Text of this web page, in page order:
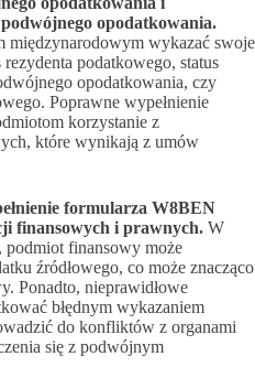
opodatkowania.
międzynarodowym wykazać swoje
podatkowego, status
opodatkowania, czy
Poprawne wypełnienie
korzystanie z
które wynikają z umów
formularza W8BEN
finansowych i prawnych. W
podmiot finansowy może
źródłowego, co może znacząco
Ponadto, nieprawidłowe
błędnym wykazaniem
do konfliktów z organami
się z podwójnym